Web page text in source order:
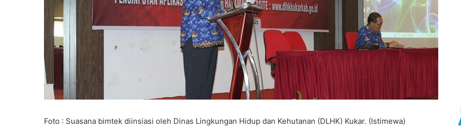
Foto : Suasana bimtek diinsiasi oleh Dinas Lingkungan Hidup dan Kehutanan (DLHK) Kukar. (Istimewa)